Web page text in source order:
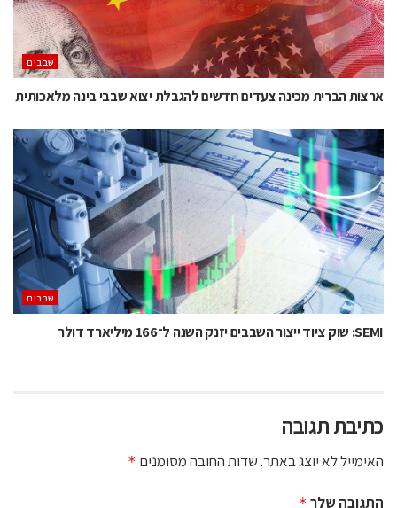
‫שבבים‬
ארצות הברית מכינה צעדים חדשים להגבלת יצוא שבבי בינה מלאכותית
‫שבבים‬
SEMI: שוק ציוד ייצור השבבים יזנק השנה ל־166 מיליארד דולר
כתיבת תגובה
האימייל לא יוצג באתר.שדות החובה מסומנים *
התגובה שלך *